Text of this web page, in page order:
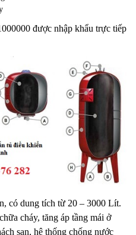
được nhập khẩu trực tiếp
có dung tích từ 20 – 3000 Lít.
cháy, tăng áp tầng mái ở
sạn, hệ thống chống nước